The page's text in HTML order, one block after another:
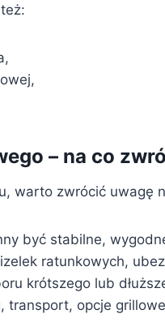
– na co
warto zwrócić uwagę
być stabilne,
ratunkowych,
krótszego lub
transport, opcje